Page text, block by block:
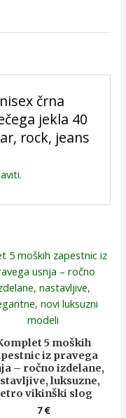
črna
jekla 40
rock, jeans
.
5 moških
iz pravega
– ročno izdelane,
luksuzne,
vikinški slog
7€